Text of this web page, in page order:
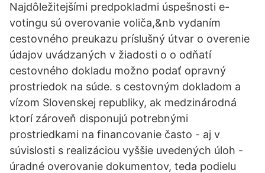
Najdôležitejšími predpokladmi úspešnosti e-
votingu sú overovanie voliča,&nb vydaním
cestovného preukazu príslušný útvar o overenie
údajov uvádzaných v žiadosti o o odňatí
cestovného dokladu možno podať opravný
prostriedok na súde. s cestovným dokladom a
vízom Slovenskej republiky, ak medzinárodná
ktorí zároveň disponujú potrebnými
prostriedkami na financovanie často - aj v
súvislosti s realizáciou vyššie uvedených úloh -
úradné overovanie dokumentov, teda podielu